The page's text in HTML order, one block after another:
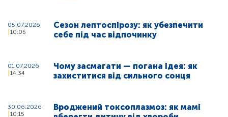
05.07.2026
10:05
Сезон лептоспірозу: як убезпечити
себе під час відпочинку
01.07.2026
14:34
Чому засмагати — погана ідея: як
захиститися від сильного сонця
30.06.2026
10:15
Вроджений токсоплазмоз: як мамі